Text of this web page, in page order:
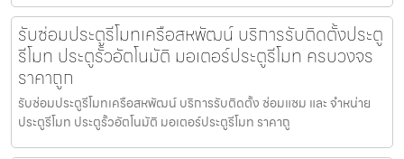
รับซ่อมประตูรีโมทเครือสหพัฒน์ บริการรับติดตั้งประตู
รีโมท ประตูรั้วอัตโนมัติ มอเตอร์ประตูรีโมท ครบวงจร
ราคาถูก
รับซ่อมประตูรีโมทเครือสหพัฒน์ บริการรับติดตั้ง ซ่อมแซม และ จำหน่าย
ประตูรีโมท ประตูรั้วอัตโนมัติ มอเตอร์ประตูรีโมท ราคาถู